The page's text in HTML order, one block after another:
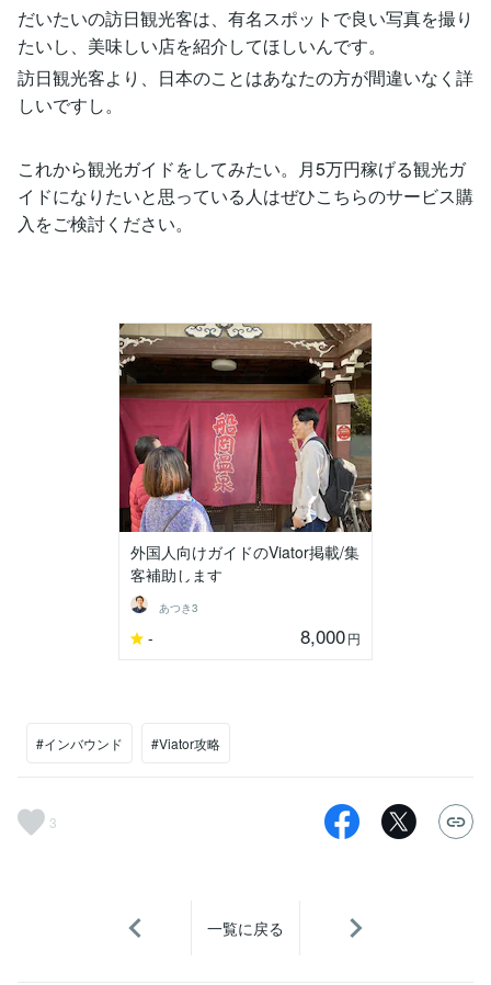
だいたいの訪日観光客は、有名スポットで良い写真を撮り
たいし、美味しい店を紹介してほしいんです。
訪日観光客より、日本のことはあなたの方が間違いなく詳
しいですし。
これから観光ガイドをしてみたい。月5万円稼げる観光ガ
イドになりたいと思っている人はぜひこちらのサービス購
入をご検討ください。
外国人向けガイドのViator掲載/集
客補助します
あつき3
- 8,000円
#インバウンド #Viator攻略
3
一覧に戻る